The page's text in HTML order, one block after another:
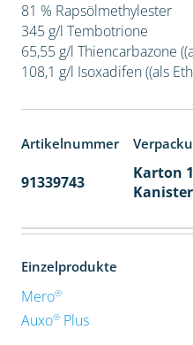
81 % Rapsölmethylester
345 g/l Tembotrione
65,55 g/l Thiencarbazone
108,1 g/l Isoxadifen ((als
Artikelnummer
91339743
Karton
Kanister
Einzelprodukte
Mero®
Auxo®Plus